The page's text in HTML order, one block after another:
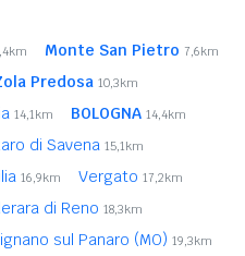
Monte San Pietro 7,6km
Predosa 10,3km
14,1km BOLOGNA 14,4km
di Savena 15,1km
16,9km Vergato 17,2km
di Reno 18,3km
sul Panaro (MO) 19,3km